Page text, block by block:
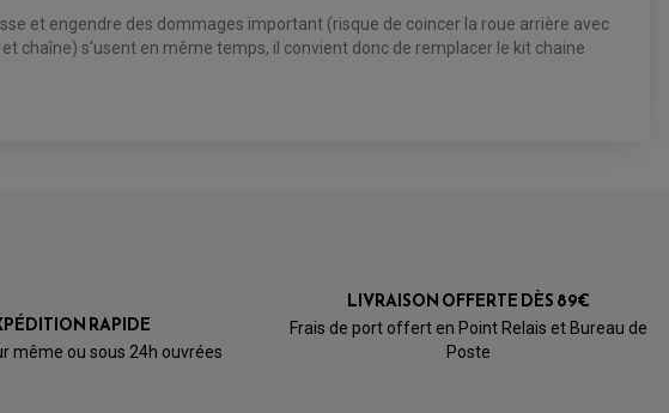
et engendre des dommages important (risque de coincer la roue arrière avec
chaîne) s'usent en même temps, il convient donc de remplacer le kit chaine
5★
Basé sur 1 avis
RAPIDE
même ou sous 24h ouvrées
LIVRAISON OFFERTE DÈS 89€
Frais de port offert en Point Relais et Bureau de
Poste